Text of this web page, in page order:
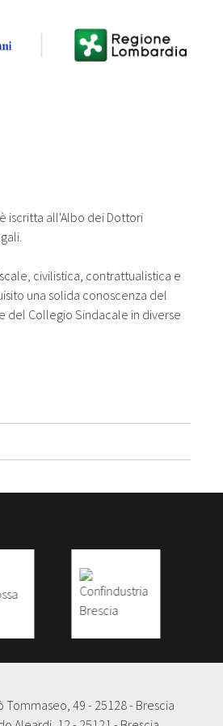
iscritta all'Albo dei Dottori
civilistica, contrattualistica e
una solida conoscenza del
Collegio Sindacale in diverse
Tommaseo, 49 - 25128 - Brescia